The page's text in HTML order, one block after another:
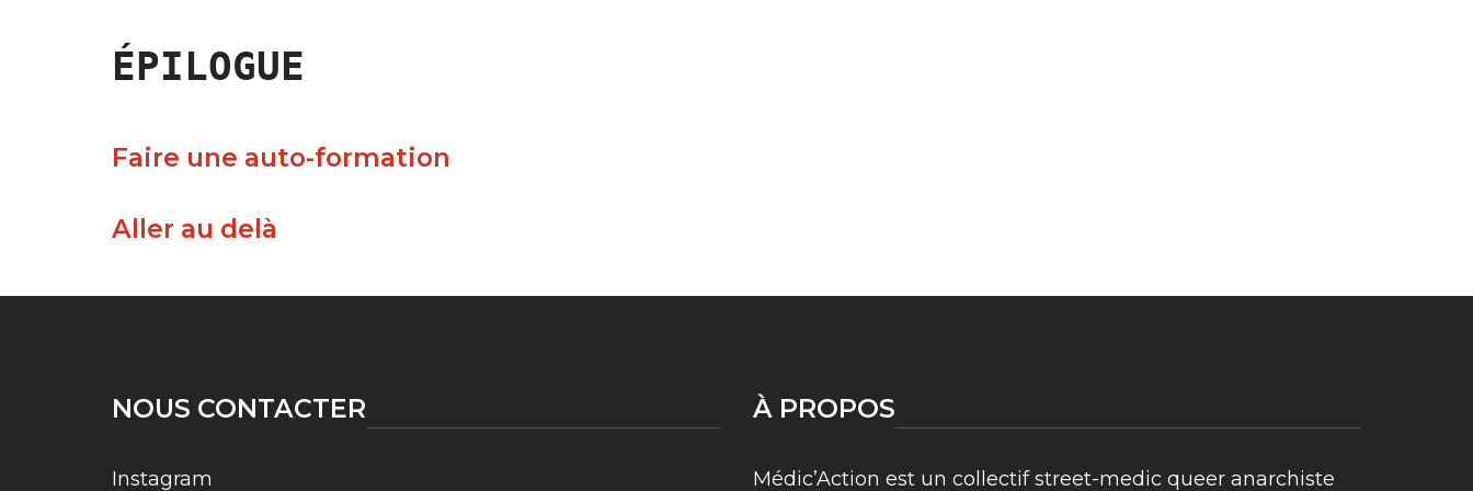
ÉPILOGUE
Faire une auto-formation
Aller au delà
NOUS CONTACTER
Instagram
À PROPOS
Médic’Action est un collectif street-medic queer anarchiste